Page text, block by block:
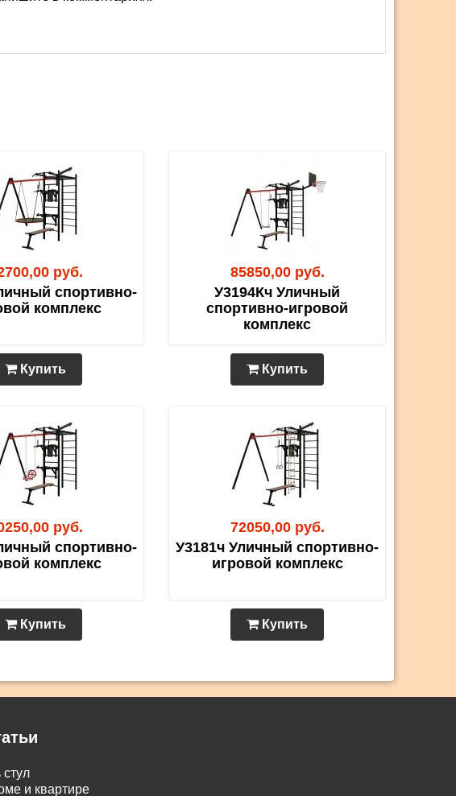
руб.
спортивно-
комплекс
Купить
85850,00 руб.
У3194Кч Уличный
спортивно-игровой
комплекс
Купить
руб.
спортивно-
комплекс
Купить
72050,00 руб.
У3181ч Уличный спортивно-
игровой комплекс
Купить
стул
и квартире